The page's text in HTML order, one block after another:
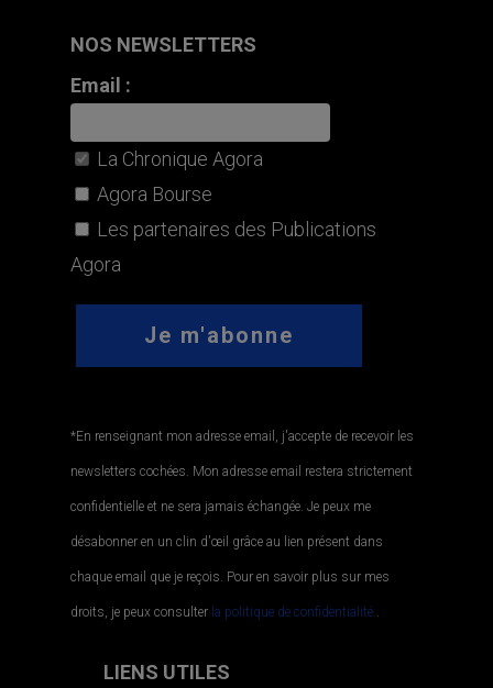
NOS NEWSLETTERS
Email :
La Chronique Agora
Agora Bourse
Les partenaires des Publications
Agora
*En renseignant mon adresse email, j'accepte de recevoir les
newsletters cochées. Mon adresse email restera strictement
confidentielle et ne sera jamais échangée. Je peux me
désabonner en un clin d'œil grâce au lien présent dans
chaque email que je reçois. Pour en savoir plus sur mes
droits, je peux consulter la politique de confidentialité..
LIENS UTILES